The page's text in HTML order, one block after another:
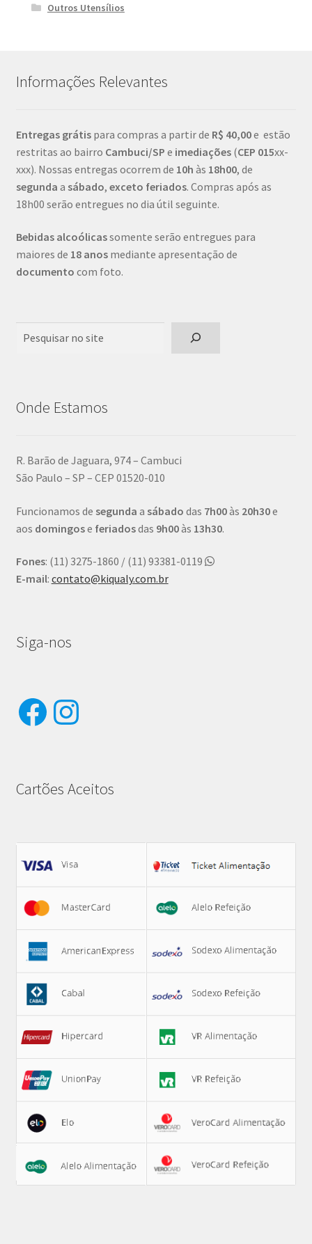
Outros Utensílios
Informações Relevantes
Entregas grátis para compras a partir de R$ 40,00e estão
restritas ao bairro Cambuci/SP e imediações(CEP 015xx-
xxx). Nossas entregas ocorrem de 10h às 18h00, de
segunda a sábado, exceto feriados. Compras após as
18h00 serão entregues no dia útil seguinte.
Bebidas alcoólicassomente serão entregues para
maiores de 18 anosmediante apresentação de
documento com foto.
Onde Estamos
R. Barão de Jaguara, 974 – Cambuci
São Paulo – SP – CEP 01520-010
Funcionamos de segunda a sábado das 7h00às 20h30e
aos domingose feriadosdas 9h00às 13h30.
Fones: (11) 3275-1860 / (11) 93381-0119
E-mail: contato@kiqualy.com.br
Siga-nos
Facebook
Instagram
Cartões Aceitos